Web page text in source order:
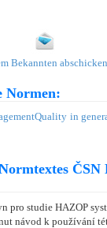
Bekannten abschicken
Normen:
Quality in
ČSN
pro studie HAZOP
návod k používání